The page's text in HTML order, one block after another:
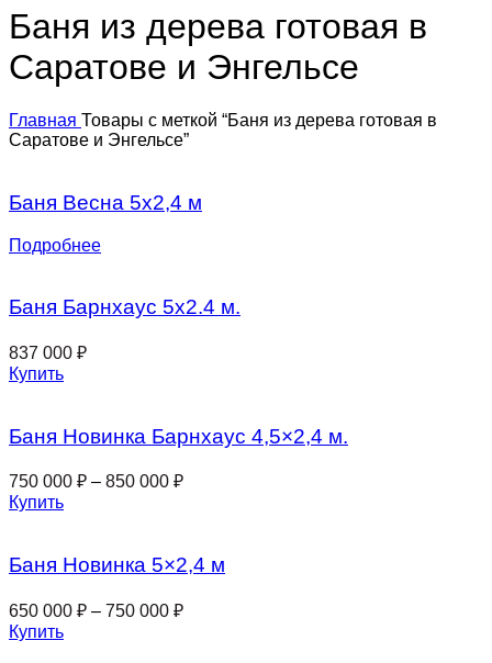
Баня из дерева готовая в
Саратове и Энгельсе
Главная Товары с меткой “Баня из дерева готовая в
Саратове и Энгельсе”
Баня Весна 5х2,4 м
Подробнее
Баня Барнхаус 5х2.4 м.
837 000 ₽
Купить
Баня Новинка Барнхаус 4,5×2,4 м.
750 000 ₽ – 850 000 ₽
Купить
Баня Новинка 5×2,4 м
650 000 ₽ – 750 000 ₽
Купить